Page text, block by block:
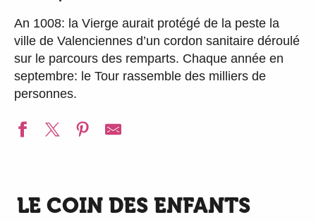
An 1008: la Vierge aurait protégé de la peste la
ville de Valenciennes d’un cordon sanitaire déroulé
sur le parcours des remparts. Chaque année en
septembre: le Tour rassemble des milliers de
personnes.
LE COIN DES ENFANTS